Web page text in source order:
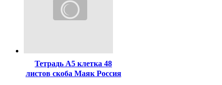
Тетрадь А5 клетка 48
листов скоба Маяк Россия